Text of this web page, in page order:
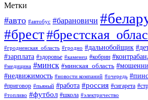
Метки
#авто #автобус #барановичи
#брест
#гродненская_область #гродно #дальнобойщик
#зарплата #здоровье #каменец #кобрин
#медицина #минск #минская_область
#недвижимость #новости компаний #очередь
#приговор #пьяный #работа #россия #сигарета
#топливо #футбол #школа #электричество